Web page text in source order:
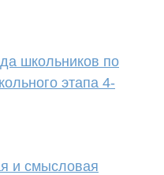
школьников по
этапа 4-
и смысловая